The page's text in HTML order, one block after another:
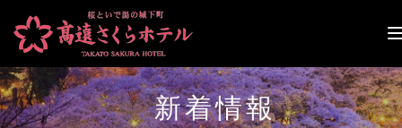
ナ
ゲ
ー
シ
ョ
新着情報